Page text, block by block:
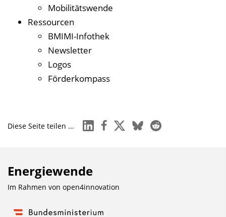
Mobilitätswende
Ressourcen
BMIMI-Infothek
Newsletter
Logos
Förderkompass
Diese Seite teilen ... linkedinfacebook
x blueskyreddit
Energiewende
Im Rahmen von open4innovation